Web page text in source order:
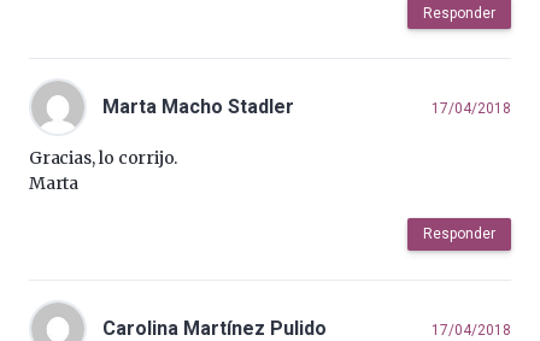
Responder
Marta Macho Stadler 17/04/2018
Gracias, lo corrijo.
Marta
Responder
Carolina Martínez Pulido 17/04/2018